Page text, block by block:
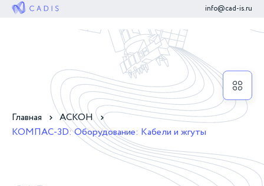
info@cad-is.ru
Главная
АСКОН
КОМПАС-3D: Оборудование: Кабели и жгуты